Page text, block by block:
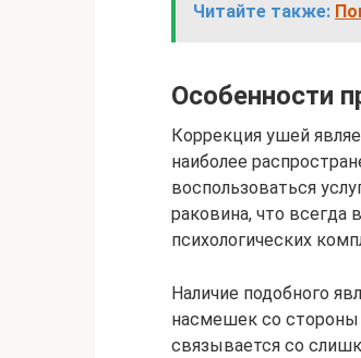
Читайте также:
Особенности
Коррекция ушей
наиболее
воспользоваться
раковина, что всегда
психологических
Наличие подобного
насмешек со
связывается со